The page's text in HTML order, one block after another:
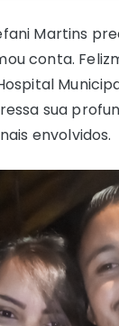
Martins
conta.
sua
envolvidos.